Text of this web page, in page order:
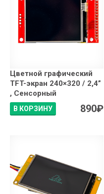
Цветной графический
TFT-экран 240×320 / 2,4”
, Сенсорный
В КОРЗИНУ 890₽